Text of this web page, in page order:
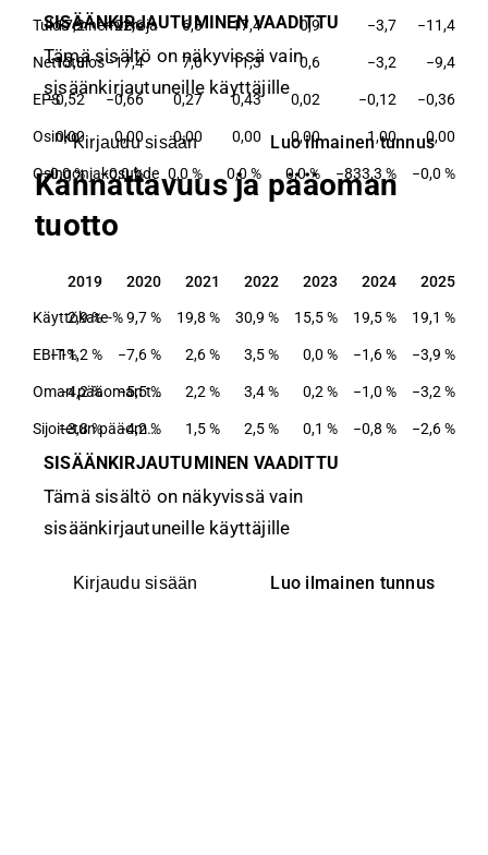
Tulos ennen veroja
−17,2 −22,6 6,3 17,4 0,9 −3,7 −11,4
Nettotulos
−13,8 −17,4 7,0 11,3 0,6 −3,2 −9,4
EPS−0,52 −0,66 0,27 0,43 0,02 −0,12 −0,36
Osinko
0,00 0,00 0,00 0,00 0,00 1,00 0,00
Osingonjakosuhde
−0,0 % −0,0 % 0,0 % 0,0 % 0,0 % −833,3 % −0,0 %
SISÄÄNKIRJAUTUMINEN VAADITTU
Tämä sisältö on näkyvissä vain
sisäänkirjautuneille käyttäjille
Kirjaudu sisään Luo ilmainen tunnus
Kannattavuus ja pääoman
tuotto
2019 2020 2021 2022 2023 2024 2025
2019 2020 2021 2022 2023 2024 2025
Käyttökate-%
2,9 % 9,7 % 19,8 % 30,9 % 15,5 % 19,5 % 19,1 %
EBIT-%
−11,2 % −7,6 % 2,6 % 3,5 % 0,0 % −1,6 % −3,9 %
Oman pääoman tuotto-%
−4,2 % −5,5 % 2,2 % 3,4 % 0,2 % −1,0 % −3,2 %
Sijoitetun pääoman tuotto-%
−3,8 % −4,2 % 1,5 % 2,5 % 0,1 % −0,8 % −2,6 %
SISÄÄNKIRJAUTUMINEN VAADITTU
Tämä sisältö on näkyvissä vain
sisäänkirjautuneille käyttäjille
Kirjaudu sisään Luo ilmainen tunnus